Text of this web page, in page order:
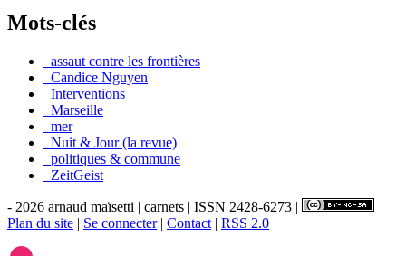
Mots-clés
_assaut contre les frontières
_Candice Nguyen
_Interventions
_Marseille
_mer
_Nuit & Jour (la revue)
_politiques & commune
_ZeitGeist
- 2026 arnaud maïsetti | carnets | ISSN 2428-6273 |
Plan du site | Se connecter| Contact | RSS 2.0